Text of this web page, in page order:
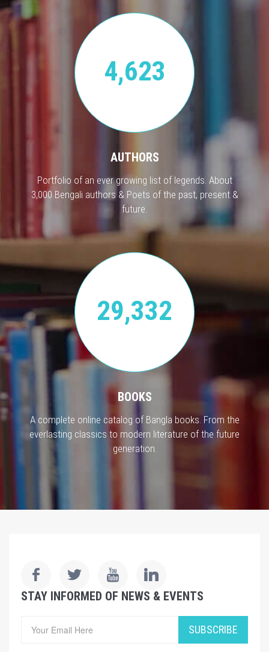
4,623
AUTHORS
Portfolio of an ever growing list of legends. About
3,000 Bengali authors & Poets of the past, present &
future.
29,332
BOOKS
A complete online catalog of Bangla books. From the
everlasting classics to modern literature of the future
generation.
STAY INFORMED OF NEWS & EVENTS
SUBSCRIBE